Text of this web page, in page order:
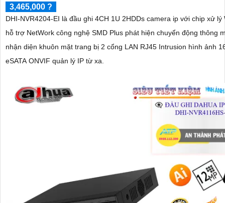
3,465,000 ?
DHI-NVR4204-EI là đầu ghi 4CH 1U 2HDDs camera ip với chip xử lý
hỗ trợ NetWork công nghệ SMD Plus phát hiện chuyển động thông
nhận diện khuôn mặt trang bị 2 cổng LAN RJ45 Intrusion hình ảnh
eSATA ONVIF quản lý IP từ xa.